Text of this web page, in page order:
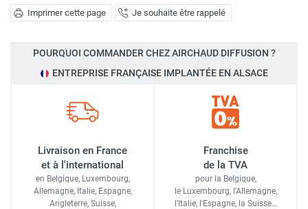
Imprimer cette page Je souhaite être rappelé
POURQUOI COMMANDER CHEZ AIRCHAUD DIFFUSION ?
ENTREPRISE FRANÇAISE IMPLANTÉE EN ALSACE
Livraison en France
et à l'international
en Belgique, Luxembourg,
Allemagne, Italie, Espagne,
Angleterre, Suisse,
Franchise
de la TVA
pour la Belgique,
le Luxembourg, l'Allemagne,
l'Italie, l'Espagne, la Suisse…